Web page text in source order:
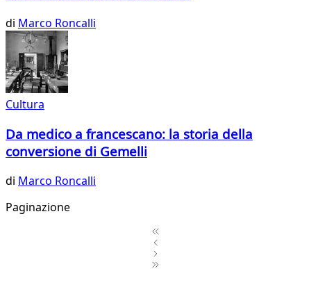
di Marco Roncalli
Cultura
Da medico a francescano: la storia della
conversione di Gemelli
di Marco Roncalli
Paginazione